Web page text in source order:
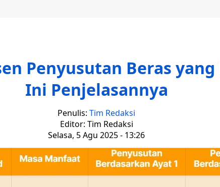
Penyusutan Beras
Ini Penjelasannya
Penulis: Tim Redaksi
Editor: Tim Redaksi
Selasa, 5 Agu 2025 - 13:26